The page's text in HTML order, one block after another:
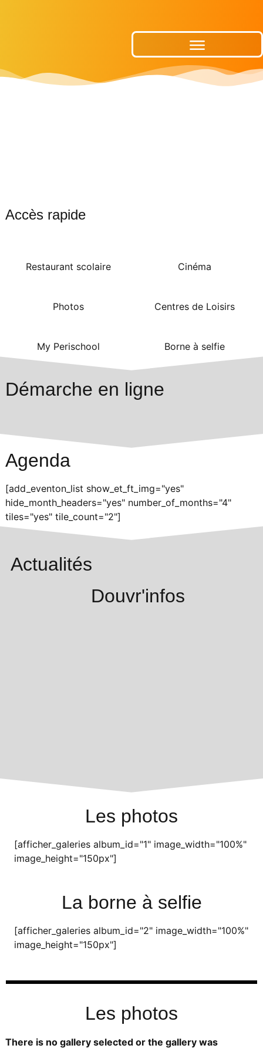
Accès rapide
Restaurant scolaire Cinéma
Photos Centres de Loisirs
My Perischool Borne à selfie
Démarche en ligne
Agenda
[add_eventon_list show_et_ft_img="yes"
hide_month_headers="yes" number_of_months="4"
tiles="yes" tile_count="2"]
Actualités
Douvr'infos
Les photos
[afficher_galeries album_id="1" image_width="100%"
image_height="150px"]
La borne à selfie
[afficher_galeries album_id="2" image_width="100%"
image_height="150px"]
Les photos
There is no gallery selected or the gallery was